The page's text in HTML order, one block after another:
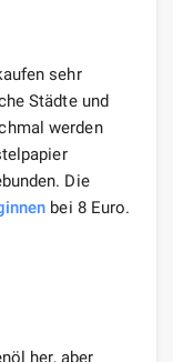
sehr
Städte und
werden
Die
bei 8 Euro.
her, aber